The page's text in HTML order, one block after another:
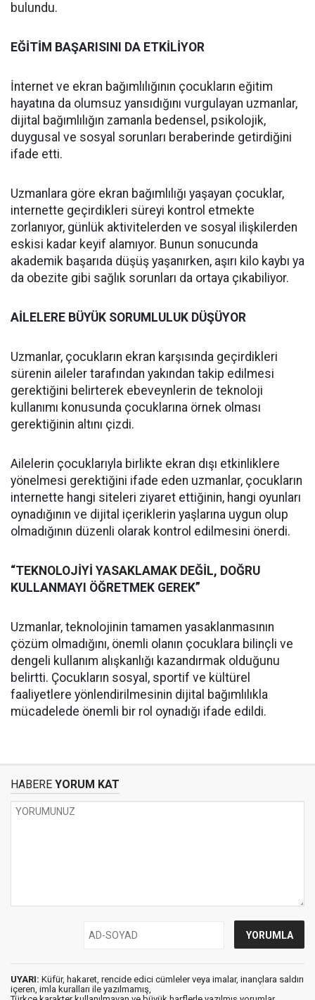
bulundu.
EĞİTİM BAŞARISINI DA ETKİLİYOR
İnternet ve ekran bağımlılığının çocukların eğitim
hayatına da olumsuz yansıdığını vurgulayan uzmanlar,
dijital bağımlılığın zamanla bedensel, psikolojik,
duygusal ve sosyal sorunları beraberinde getirdiğini
ifade etti.
Uzmanlara göre ekran bağımlılığı yaşayan çocuklar,
internette geçirdikleri süreyi kontrol etmekte
zorlanıyor, günlük aktivitelerden ve sosyal ilişkilerden
eskisi kadar keyif alamıyor. Bunun sonucunda
akademik başarıda düşüş yaşanırken, aşırı kilo kaybı ya
da obezite gibi sağlık sorunları da ortaya çıkabiliyor.
AİLELERE BÜYÜK SORUMLULUK DÜŞÜYOR
Uzmanlar, çocukların ekran karşısında geçirdikleri
sürenin aileler tarafından yakından takip edilmesi
gerektiğini belirterek ebeveynlerin de teknoloji
kullanımı konusunda çocuklarına örnek olması
gerektiğinin altını çizdi.
Ailelerin çocuklarıyla birlikte ekran dışı etkinliklere
yönelmesi gerektiğini ifade eden uzmanlar, çocukların
internette hangi siteleri ziyaret ettiğinin, hangi oyunları
oynadığının ve dijital içeriklerin yaşlarına uygun olup
olmadığının düzenli olarak kontrol edilmesini önerdi.
“TEKNOLOJİYİ YASAKLAMAK DEĞİL, DOĞRU
KULLANMAYI ÖĞRETMEK GEREK”
Uzmanlar, teknolojinin tamamen yasaklanmasının
çözüm olmadığını, önemli olanın çocuklara bilinçli ve
dengeli kullanım alışkanlığı kazandırmak olduğunu
belirtti. Çocukların sosyal, sportif ve kültürel
faaliyetlere yönlendirilmesinin dijital bağımlılıkla
mücadelede önemli bir rol oynadığı ifade edildi.
HABERE YORUM KAT
UYARI: Küfür, hakaret, rencide edici cümleler veya imalar, inançlara saldırı
içeren, imla kuralları ile yazılmamış,